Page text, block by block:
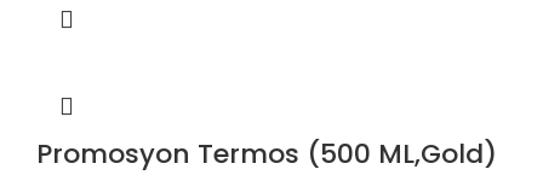
Promosyon Termos (500 ML,Gold)